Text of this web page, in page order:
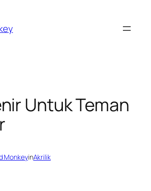
Untuk Teman
MonkeyinAkrilik